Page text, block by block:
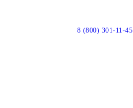
8 (800) 301-11-45